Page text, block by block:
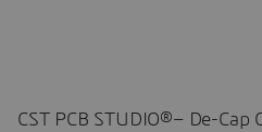
CST PCB STUDIO®– De-